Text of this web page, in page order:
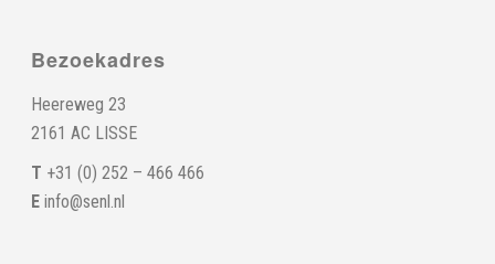
Bezoekadres
Heereweg 23
2161 AC LISSE
T +31 (0) 252 – 466 466
E info@senl.nl